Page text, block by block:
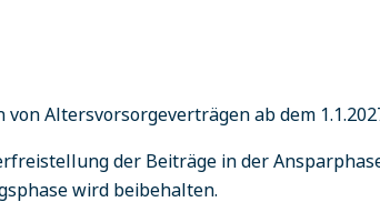
Altersvorsorgeverträgen ab dem
der Beiträge in der
wird beibehalten.